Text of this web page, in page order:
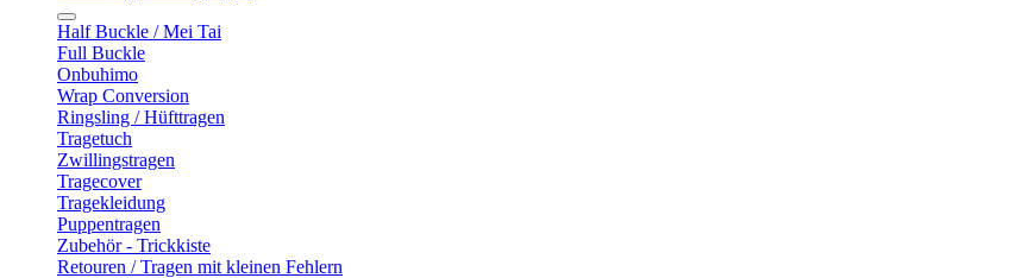
Half Buckle / Mei Tai
Full Buckle
Onbuhimo
Wrap Conversion
Ringsling / Hüfttragen
Tragetuch
Zwillingstragen
Tragecover
Tragekleidung
Puppentragen
Zubehör - Trickkiste
Retouren / Tragen mit kleinen Fehlern